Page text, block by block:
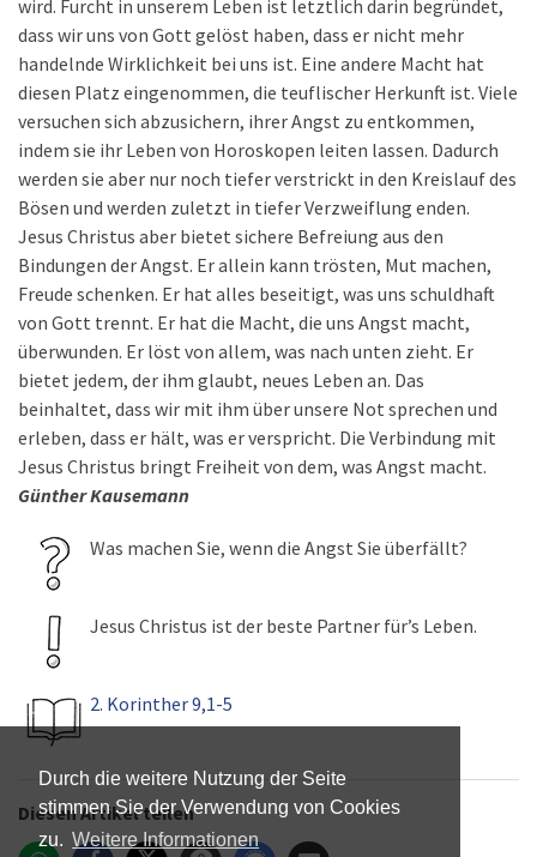
Durch die weitere Nutzung der Seite
stimmen Sie der Verwendung von Cookies
zu. Weitere Informationen
wird. Furcht in unserem Leben ist letztlich darin begründet,
dass wir uns von Gott gelöst haben, dass er nicht mehr
handelnde Wirklichkeit bei uns ist. Eine andere Macht hat
diesen Platz eingenommen, die teuflischer Herkunft ist. Viele
versuchen sich abzusichern, ihrer Angst zu entkommen,
indem sie ihr Leben von Horoskopen leiten lassen. Dadurch
werden sie aber nur noch tiefer verstrickt in den Kreislauf des
Bösen und werden zuletzt in tiefer Verzweiflung enden.
Jesus Christus aber bietet sichere Befreiung aus den
Bindungen der Angst. Er allein kann trösten, Mut machen,
Freude schenken. Er hat alles beseitigt, was uns schuldhaft
von Gott trennt. Er hat die Macht, die uns Angst macht,
überwunden. Er löst von allem, was nach unten zieht. Er
bietet jedem, der ihm glaubt, neues Leben an. Das
beinhaltet, dass wir mit ihm über unsere Not sprechen und
erleben, dass er hält, was er verspricht. Die Verbindung mit
Jesus Christus bringt Freiheit von dem, was Angst macht.
Günther Kausemann
Was machen Sie, wenn die Angst Sie überfällt?
Jesus Christus ist der beste Partner für’s Leben.
2. Korinther 9,1-5
Diesen Artikel teilen